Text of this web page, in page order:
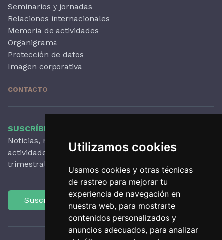
Utilizamos cookies
Usamos cookies y otras técnicas
de rastreo para mejorar tu
experiencia de navegación en
nuestra web, para mostrarte
contenidos personalizados y
anuncios adecuados, para analizar
Seminarios y jornadas
Relaciones internacionales
Memoria de actividades
Organigrama
Protección de datos
Imagen corporativa
CONTACTO
SUSCRÍBETE A NUESTRO BOLETÍN
Noticias, novedades destacadas, artículos,
actividades y mucho más, con periodicidad
trimestral.
Suscríbete